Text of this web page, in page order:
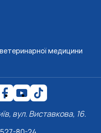
медицини
вул. Виставкова, 16.